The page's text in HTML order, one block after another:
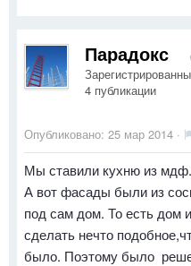
Парадокс
4 публикации
Опубликовано: 25 мар 2014 ·
Мы ставили кухню из
А вот фасады были из
под сам дом. То есть дом
сделать нечто
было. Поэтому было